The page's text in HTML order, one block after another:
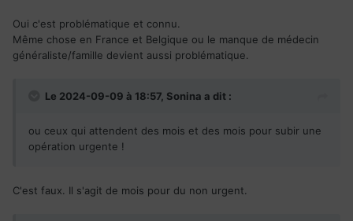
Oui c'est problématique et connu.
Même chose en France et Belgique ou le manque de médecin
généraliste/famille devient aussi problématique.
Le 2024-09-09 à 18:57, Sonina a dit :
ou ceux qui attendent des mois et des mois pour subir une
opération urgente !
C'est faux. Il s'agit de mois pour du non urgent.